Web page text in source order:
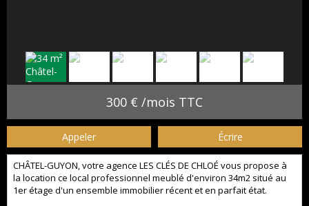
300 € /mois TTC
Appeler Écrire
CHÂTEL-GUYON, votre agence LES CLÉS DE CHLOÉ vous propose à
la location ce local professionnel meublé d'environ 34m2 situé au
1er étage d'un ensemble immobilier récent et en parfait état.